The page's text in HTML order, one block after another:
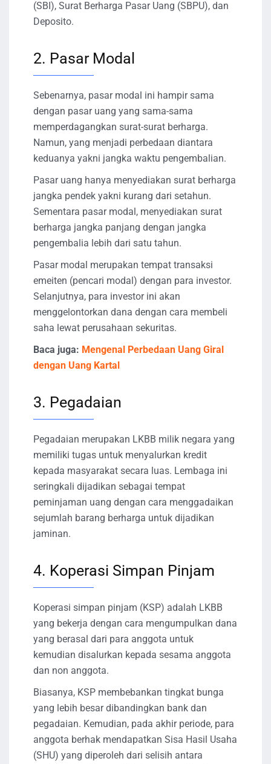
(SBI), Surat Berharga Pasar Uang (SBPU), dan
Deposito.
2. Pasar Modal
Sebenarnya, pasar modal ini hampir sama
dengan pasar uang yang sama-sama
memperdagangkan surat-surat berharga.
Namun, yang menjadi perbedaan diantara
keduanya yakni jangka waktu pengembalian.
Pasar uang hanya menyediakan surat berharga
jangka pendek yakni kurang dari setahun.
Sementara pasar modal, menyediakan surat
berharga jangka panjang dengan jangka
pengembalia lebih dari satu tahun.
Pasar modal merupakan tempat transaksi
emeiten (pencari modal) dengan para investor.
Selanjutnya, para investor ini akan
menggelontorkan dana dengan cara membeli
saha lewat perusahaan sekuritas.
Baca juga: Mengenal Perbedaan Uang Giral
dengan Uang Kartal
3. Pegadaian
Pegadaian merupakan LKBB milik negara yang
memiliki tugas untuk menyalurkan kredit
kepada masyarakat secara luas. Lembaga ini
seringkali dijadikan sebagai tempat
peminjaman uang dengan cara menggadaikan
sejumlah barang berharga untuk dijadikan
jaminan.
4. Koperasi Simpan Pinjam
Koperasi simpan pinjam (KSP) adalah LKBB
yang bekerja dengan cara mengumpulkan dana
yang berasal dari para anggota untuk
kemudian disalurkan kepada sesama anggota
dan non anggota.
Biasanya, KSP membebankan tingkat bunga
yang lebih besar dibandingkan bank dan
pegadaian. Kemudian, pada akhir periode, para
anggota berhak mendapatkan Sisa Hasil Usaha
(SHU) yang diperoleh dari selisih antara